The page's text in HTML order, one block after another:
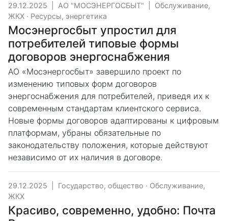
29.12.2025 АО "МОСЭНЕРГОСБЫТ"
Обслуживание,
ЖКХ · Ресурсы, энергетика
Мосэнергосбыт упростил для
потребителей типовые формы
договоров энергоснабжения
АО «Мосэнергосбыт» завершило проект по
изменению типовых форм договоров
энергоснабжения для потребителей, приведя их к
современным стандартам клиентского сервиса.
Новые формы договоров адаптированы к цифровым
платформам, убраны обязательные по
законодательству положения, которые действуют
независимо от их наличия в договоре.
29.12.2025 Государство, общество · Обслуживание,
ЖКХ
Красиво, современно, удобно: Почта